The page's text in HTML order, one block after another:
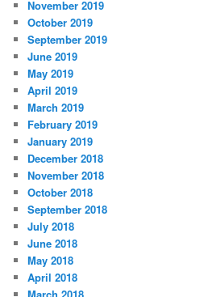
November 2019
October 2019
September 2019
June 2019
May 2019
April 2019
March 2019
February 2019
January 2019
December 2018
November 2018
October 2018
September 2018
July 2018
June 2018
May 2018
April 2018